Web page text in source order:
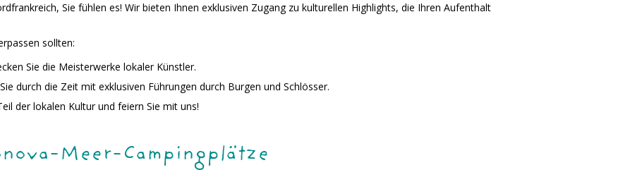
Sie fühlen es! Wir bieten Ihnen exklusiven Zugang zu kulturellen Highlights, die Ihren Aufenthalt
sollten:
Sie die Meisterwerke lokaler Künstler.
durch die Zeit mit exklusiven Führungen durch Burgen und Schlösser.
der lokalen Kultur und feiern Sie mit uns!
Meer-Campingplätze